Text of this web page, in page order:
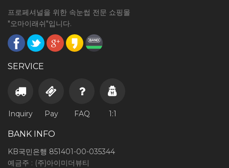
프로페셔널을 위한 속눈썹 전문 쇼핑몰
"오마이래쉬"입니다.
SERVICE
Inquiry Pay FAQ 1:1
BANK INFO
KB국민은행 851401-00-035344
예금주 : (주)아이미더뷰티